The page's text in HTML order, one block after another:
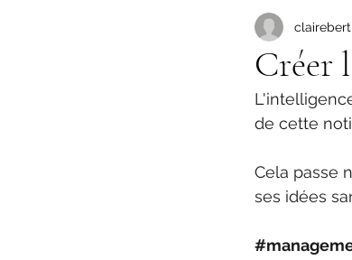
Créer
de cette
Cela passe
ses idées